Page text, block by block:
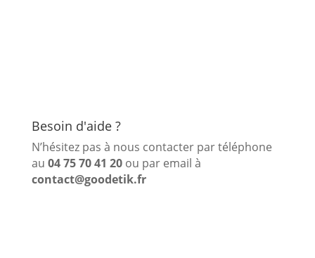
Besoin d'aide ?
N’hésitez pas à nous contacter par téléphone
au 04 75 70 41 20 ou par email à
contact@goodetik.fr